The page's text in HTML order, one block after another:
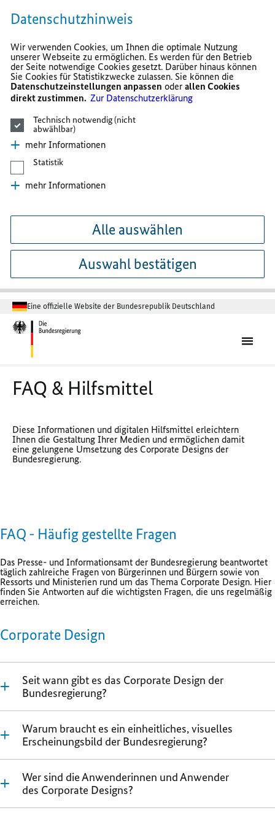
Datenschutzhinweis
Wir verwenden Cookies, um Ihnen die optimale Nutzung
unserer Webseite zu ermöglichen. Es werden für den Betrieb
der Seite notwendige Cookies gesetzt. Darüber hinaus können
Sie Cookies für Statistikzwecke zulassen. Sie können die
Datenschutzeinstellungen anpassen oderallen Cookies
direkt zustimmen.Zur Datenschutzerklärung
Technisch notwendig (nicht
abwählbar)
mehr Informationen
Statistik
mehr Informationen
Alle auswählen
Auswahl bestätigen
Eine offizielle Website der Bundesrepublik Deutschland
FAQ & Hilfsmittel
Diese Informationen und digitalen Hilfsmittel erleichtern
Ihnen die Gestaltung Ihrer Medien und ermöglichen damit
eine gelungene Umsetzung des Corporate Designs der
Bundesregierung.
FAQ - Häufig gestellte Fragen
Das Presse- und Informationsamt der Bundesregierung beantwortet
täglich zahlreiche Fragen von Bürgerinnen und Bürgern sowie von
Ressorts und Ministerien rund um das Thema Corporate Design. Hier
finden Sie Antworten auf die wichtigsten Fragen, die uns regelmäßig
erreichen.
Corporate Design
Seit wann gibt es das Corporate Design der
Bundesregierung?
Warum braucht es ein einheitliches, visuelles
Erscheinungsbild der Bundesregierung?
Wer sind die Anwenderinnen und Anwender
des Corporate Designs?